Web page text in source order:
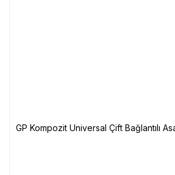
GP Kompozit Universal Çift Bağlantılı